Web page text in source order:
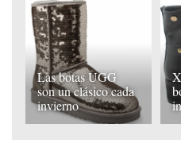
Las botas UGG
son un clásico cada
invierno